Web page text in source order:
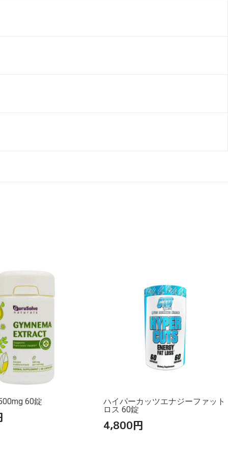
60錠
ハイパーカッツエナジーファット
ロス 60錠
4,800円